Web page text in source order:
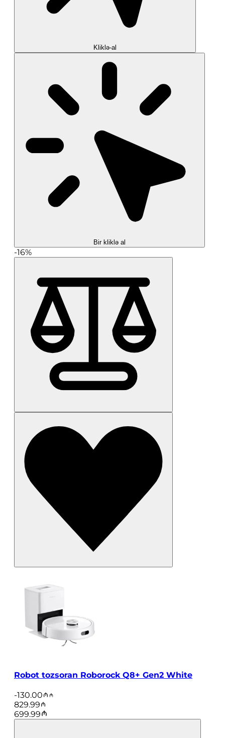
Kliklə-al
Bir kliklə al
-16%
Robot tozsoran Roborock Q8+ Gen2 White
-130.00
829.99
699.99